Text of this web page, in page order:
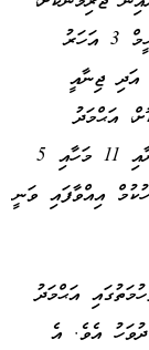
115 ވަނަ މާއްދާގެ (ނ) ގެ ދަށުން އަޙްމަދު އިބްރާހީމް 3 އަހަރު
އަދި ޖިނާއީ
އަޙްމަދު
އިބްރާހީމް ތަންފީޒުކުރަންޖެހޭ ޖަލު އަދަބަކީ 27 އަހަރާއި 11 މަހާއި 5
އިއްވާފައި ވަނީ
އަޙްމަދު
2024 މެއި 7 ވަނަ ދުވަހު އެވެ. އެ